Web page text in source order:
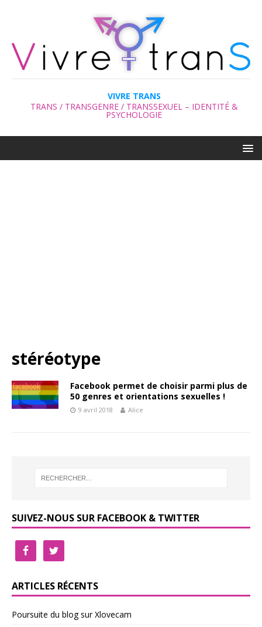
VIVRE TRANS
TRANS / TRANSGENRE / TRANSSEXUEL – IDENTITÉ &
PSYCHOLOGIE
stéréotype
Facebook permet de choisir parmi plus de
50 genres et orientations sexuelles !
9 avril 2018 Alice
SUIVEZ-NOUS SUR FACEBOOK & TWITTER
ARTICLES RÉCENTS
Poursuite du blog sur Xlovecam